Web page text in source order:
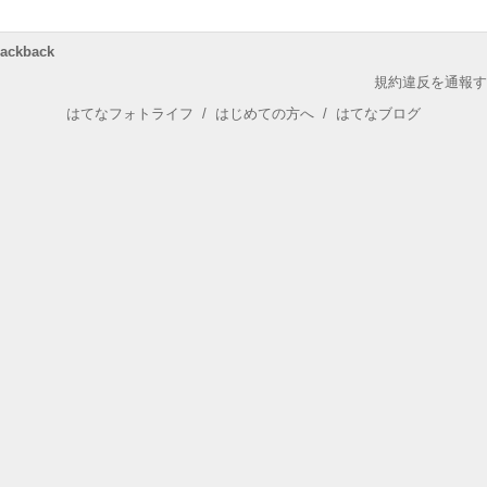
規約違反を通報
はてなフォトライフ / はじめての方へ / はてなブログ